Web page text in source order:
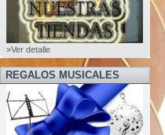
»Ver detalle
REGALOS MUSICALES